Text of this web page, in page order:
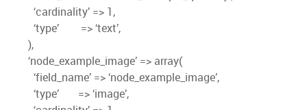
‘cardinality’ => 1,
‘type’ => ‘text’,
),
‘node_example_image’ => array(
‘field_name’ => ‘node_example_image’,
‘type’ => ‘image’,